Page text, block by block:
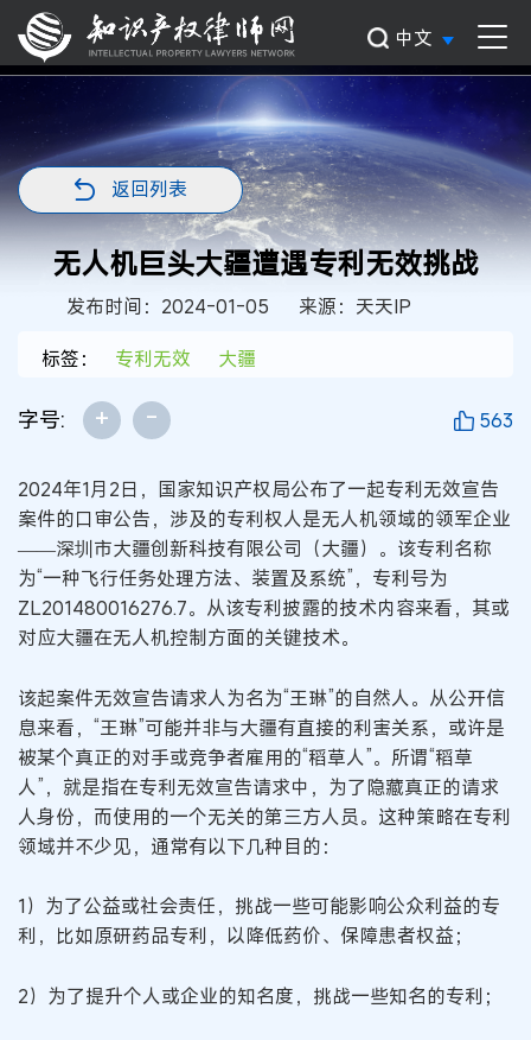
中文
返回列表
无人机巨头大疆遭遇专利无效挑战
发布时间：2024-01-05
来源：天天IP
标签：
专利无效 大疆
字号: + - 563
2024年1月2日，国家知识产权局公布了一起专利无效宣告
案件的口审公告，涉及的专利权人是无人机领域的领军企业
——深圳市大疆创新科技有限公司（大疆）。该专利名称
为“一种飞行任务处理方法、装置及系统”，专利号为
ZL201480016276.7。从该专利披露的技术内容来看，其或
对应大疆在无人机控制方面的关键技术。
该起案件无效宣告请求人为名为“王琳”的自然人。从公开信
息来看，“王琳”可能并非与大疆有直接的利害关系，或许是
被某个真正的对手或竞争者雇用的“稻草人”。所谓“稻草
人”，就是指在专利无效宣告请求中，为了隐藏真正的请求
人身份，而使用的一个无关的第三方人员。这种策略在专利
领域并不少见，通常有以下几种目的：
1）为了公益或社会责任，挑战一些可能影响公众利益的专
利，比如原研药品专利，以降低药价、保障患者权益；
2）为了提升个人或企业的知名度，挑战一些知名的专利；